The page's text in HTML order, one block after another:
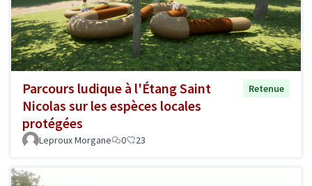
Parcours ludique à l'Étang Saint
Nicolas sur les espèces locales
protégées
Retenue
Leproux Morgane 0 23